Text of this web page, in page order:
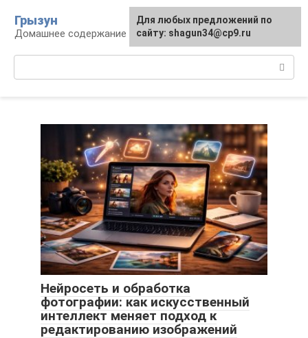
контенту
Грызун
Домашнее содержание грызунов
Нейросеть и обработка
фотографии: как искусственный
интеллект меняет подход к
редактированию изображений
Для любых предложений по
сайту: shagun34@cp9.ru